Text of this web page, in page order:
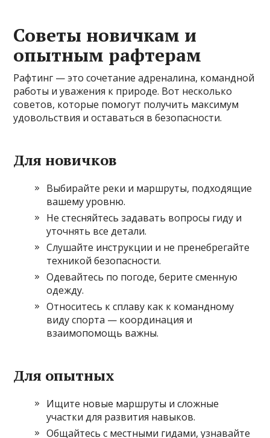
Советы новичкам и
опытным рафтерам
Рафтинг — это сочетание адреналина, командной
работы и уважения к природе. Вот несколько
советов, которые помогут получить максимум
удовольствия и оставаться в безопасности.
Для новичков
Выбирайте реки и маршруты, подходящие
вашему уровню.
Не стесняйтесь задавать вопросы гиду и
уточнять все детали.
Слушайте инструкции и не пренебрегайте
техникой безопасности.
Одевайтесь по погоде, берите сменную
одежду.
Относитесь к сплаву как к командному
виду спорта — координация и
взаимопомощь важны.
Для опытных
Ищите новые маршруты и сложные
участки для развития навыков.
Общайтесь с местными гидами, узнавайте